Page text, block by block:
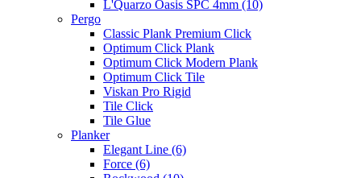
L'Quarzo Oasis SPC 4mm (10)
Pergo
Classic Plank Premium Click
Optimum Click Plank
Optimum Click Modern Plank
Optimum Click Tile
Viskan Pro Rigid
Tile Click
Tile Glue
Planker
Elegant Line (6)
Force (6)